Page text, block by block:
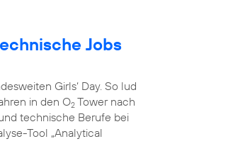
Jobs
Girls‘ Day. So lud
in den O2 Tower nach
technische Berufe bei
Tool „Analytical